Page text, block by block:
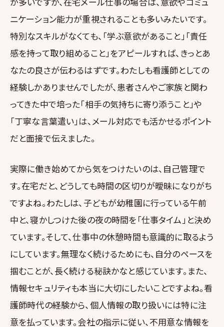
ニケーション能力が重視されることも多いみたいです。
特別なスキルがなくても、「学ぶ意欲があること」「責任
感を持って取り組めること」をアピールすれば、きっとあ
なたの良さが伝わるはずです。わたしも看護師としての
経験しかありませんでしたが、患者さんやご家族と関わ
ってきた中で培った「相手の気持ちに寄り添うこと」や
「丁寧な言葉遣い」は、メール対応でも活かせるポイント
だと面接で伝えました。
実際に働き始めてから気をつけたいのは、自己管理で
す。在宅だと、どうしても時間の区切りが曖昧になりがち
ですよね。わたしは、子どもが幼稚園に行っている午前
中と、寝かしつけた後の夜の時間を「仕事タイム」と決め
ています。そして、仕事中の休憩時間も意識的に取るよう
にしています。無理なく続けるためにも、自分のペースを
掴むことが、長く続ける秘訣かなと感じています。また、
情報セキュリティも本当に大切にしたいことですよね。看
護師時代の経験から、個人情報の取り扱いには特に注
意を払っています。会社の指示に従い、不用意な情報を